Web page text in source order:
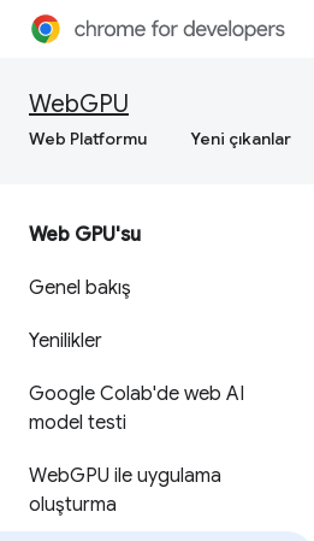
WebGPU
Web Platformu Yeni çıkanlar
Web GPU'su
Genel bakış
Yenilikler
Google Colab'de web AI
model testi
WebGPU ile uygulama
oluşturma